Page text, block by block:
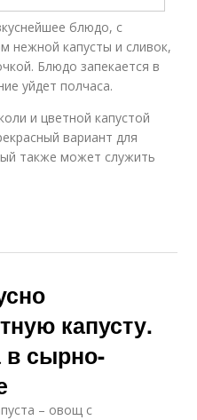
блюдо, с
нежной капусты и сливок,
Блюдо запекается в
уйдет полчаса.
и цветной капустой
вариант для
также может служить
капусту.
в сырно-
– овощ с